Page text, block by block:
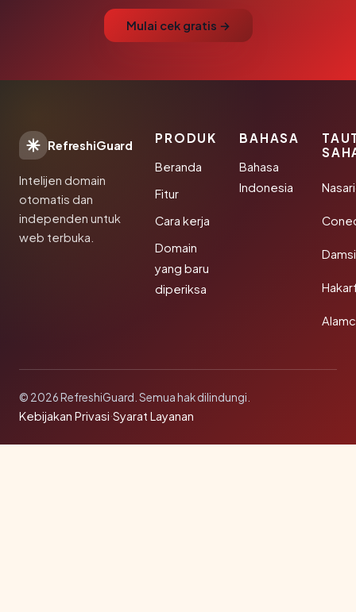
Mulai cek gratis →
RefreshiGuard
Intelijen domain
otomatis dan
independen untuk
web terbuka.
PRODUK
Beranda
Fitur
Cara kerja
Domain
yang baru
diperiksa
BAHASA
Bahasa
Indonesia
© 2026 RefreshiGuard. Semua hak dilindungi.
Kebijakan Privasi·Syarat Layanan